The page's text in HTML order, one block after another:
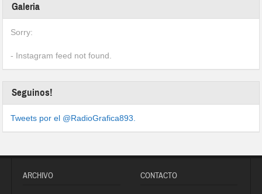
Galeria
Sorry:
- Instagram feed not found.
Seguinos!
Tweets por el @RadioGrafica893.
ARCHIVO CONTACTO